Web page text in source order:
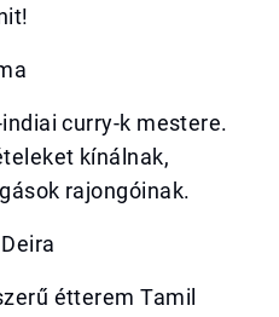
curry-k mestere.
kínálnak,
rajongóinak.
étterem Tamil